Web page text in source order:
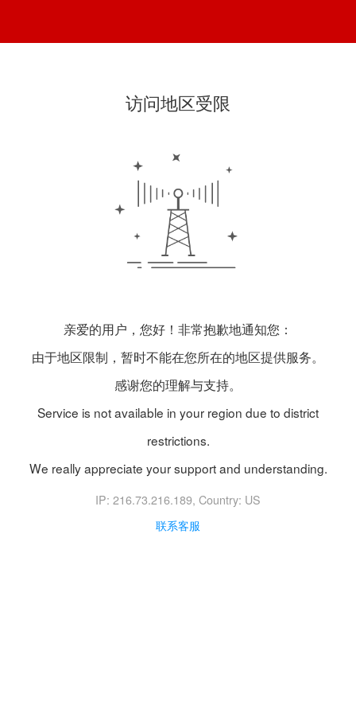
访问地区受限
亲爱的用户，您好！非常抱歉地通知您：
由于地区限制，暂时不能在您所在的地区提供服务。
感谢您的理解与支持。
Service is not available in your region due to district
restrictions.
We really appreciate your support and understanding.
IP: 216.73.216.189, Country: US
联系客服